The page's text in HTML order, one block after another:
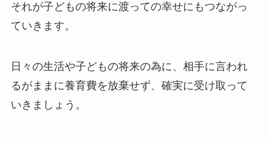
それが子どもの将来に渡っての幸せにもつながっ
ていきます。
日々の生活や子どもの将来の為に、相手に言われ
るがままに養育費を放棄せず、確実に受け取って
いきましょう。